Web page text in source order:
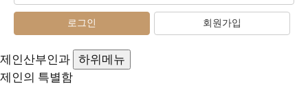
회원가입
제인산부인과
하위메뉴
제인의 특별함